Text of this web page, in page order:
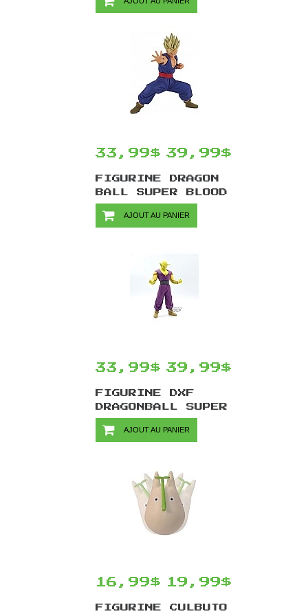
CHILDREN
PAR BANPRESTO -
YAMATO 13 CM
33,99$ 39,99$
FIGURINE DRAGON
BALL SUPER BLOOD
OF SAIYANS
SPECIAL XIII PAR
AJOUT AU PANIER
33,99$ 39,99$
FIGURINE DXF
DRAGONBALL SUPER
PAR BANPRESTO -
PICCOLO 18 CM
AJOUT AU PANIER
16,99$ 19,99$
FIGURINE CULBUTO